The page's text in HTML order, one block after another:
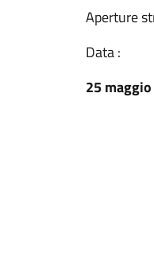
Aperture
Data :
25